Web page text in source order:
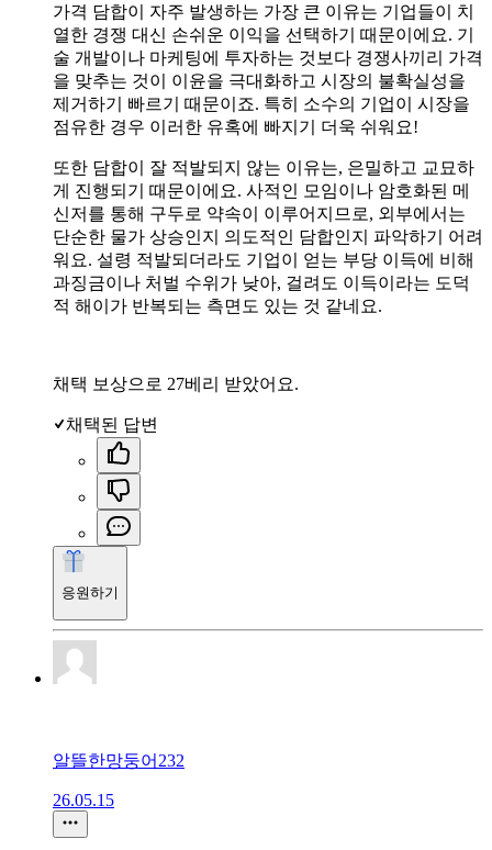
가격 담합이 자주 발생하는 가장 큰 이유는 기업들이 치
열한 경쟁 대신 손쉬운 이익을 선택하기 때문이에요. 기
술 개발이나 마케팅에 투자하는 것보다 경쟁사끼리 가격
을 맞추는 것이 이윤을 극대화하고 시장의 불확실성을
제거하기 빠르기 때문이죠. 특히 소수의 기업이 시장을
점유한 경우 이러한 유혹에 빠지기 더욱 쉬워요!
또한 담합이 잘 적발되지 않는 이유는, 은밀하고 교묘하
게 진행되기 때문이에요. 사적인 모임이나 암호화된 메
신저를 통해 구두로 약속이 이루어지므로, 외부에서는
단순한 물가 상승인지 의도적인 담합인지 파악하기 어려
워요. 설령 적발되더라도 기업이 얻는 부당 이득에 비해
과징금이나 처벌 수위가 낮아, 걸려도 이득이라는 도덕
적 해이가 반복되는 측면도 있는 것 같네요.
채택 보상으로 27베리 받았어요.
채택된 답변
응원하기
알뜰한망둥어232
26.05.15